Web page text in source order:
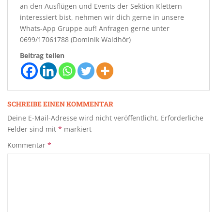
an den Ausflügen und Events der Sektion Klettern
interessiert bist, nehmen wir dich gerne in unsere
Whats-App Gruppe auf! Anfragen gerne unter
0699/17061788 (Dominik Waldhör)
Beitrag teilen
SCHREIBE EINEN KOMMENTAR
Deine E-Mail-Adresse wird nicht veröffentlicht. Erforderliche
Felder sind mit * markiert
Kommentar *